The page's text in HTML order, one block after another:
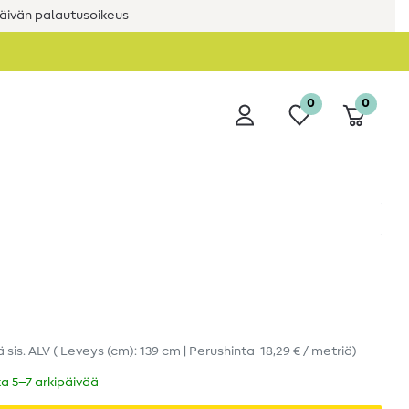
palautusoikeus
0 0
sis. ALV ( Leveys (cm): 139 cm | Perushinta 18,29 € / metriä)
5–7 arkipäivää